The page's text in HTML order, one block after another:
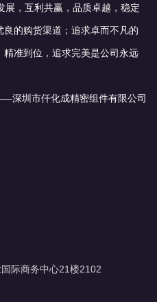
展，互利共赢，品质卓越，稳定
的购货渠道；追求卓而不凡的
准到位，追求完美是公司永远
深圳市仟化成精密组件有限公司
际商务中心21楼2102